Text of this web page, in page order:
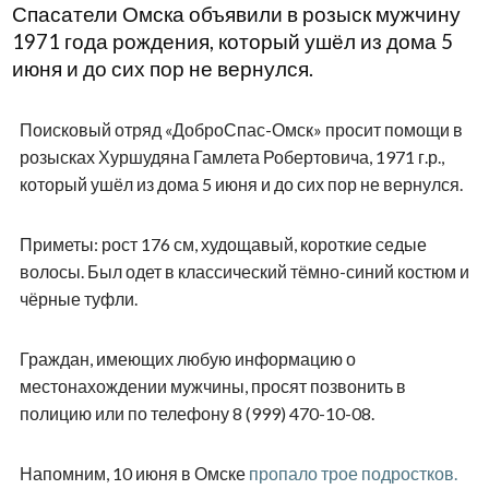
Спасатели Омска объявили в розыск мужчину
1971 года рождения, который ушёл из дома 5
июня и до сих пор не вернулся.
Поисковый отряд «ДоброСпас-Омск» просит помощи в
розысках Хуршудяна Гамлета Робертовича, 1971 г.р.,
который ушёл из дома 5 июня и до сих пор не вернулся.
Приметы: рост 176 см, худощавый, короткие седые
волосы. Был одет в классический тёмно-синий костюм и
чёрные туфли.
Граждан, имеющих любую информацию о
местонахождении мужчины, просят позвонить в
полицию или по телефону 8 (999) 470-10-08.
Напомним, 10 июня в Омске пропало трое подростков.